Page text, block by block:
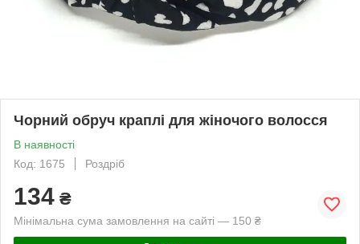
Чорний обруч краплі для жіночого волосся
В наявності
Код: 1675
Роздріб
134 ₴
Мінімальна сума замовлення на сайті — 150 ₴